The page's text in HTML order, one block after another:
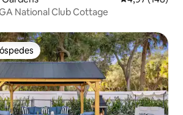
National Club Cottage
preferidos dos hóspedes